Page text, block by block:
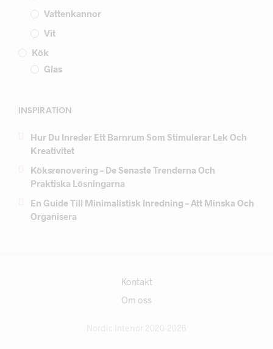
Vattenkannor
Vit
Kök
Glas
INSPIRATION
Hur Du Inreder Ett Barnrum Som Stimulerar Lek Och
Kreativitet
Köksrenovering – De Senaste Trenderna Och
Praktiska Lösningarna
En Guide Till Minimalistisk Inredning – Att Minska Och
Organisera
Kontakt
Om oss